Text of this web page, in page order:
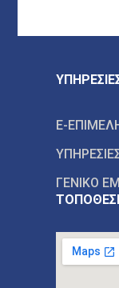
E-
ΓΕΝΙΚΟ